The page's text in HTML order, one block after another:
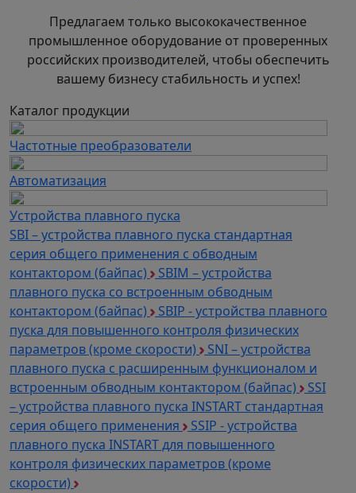
Предлагаем только высококачественное
промышленное оборудование от проверенных
российских производителей, чтобы обеспечить
вашему бизнесу стабильность и успех!
Каталог продукции
Частотные преобразователи
Автоматизация
Устройства плавного пуска
SBI – устройства плавного пуска стандартная
серия общего применения с обводным
контактором (байпас)
SBIM – устройства
плавного пуска со встроенным обводным
контактором (байпас)
SBIP - устройства плавного
пуска для повышенного контроля физических
параметров (кроме скорости)
SNI – устройства
плавного пуска с расширенным функционалом и
встроенным обводным контактором (байпас)
SSI
– устройства плавного пуска INSTART стандартная
серия общего применения
SSIP - устройства
плавного пуска INSTART для повышенного
контроля физических параметров (кроме
скорости)